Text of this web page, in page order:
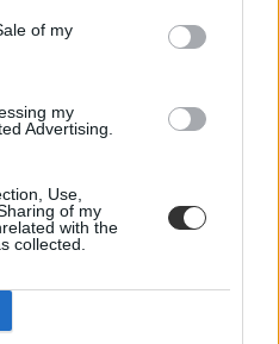
of my
my
Advertising.
Use,
of my
with the
collected.